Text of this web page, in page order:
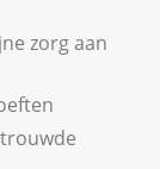
zorg aan